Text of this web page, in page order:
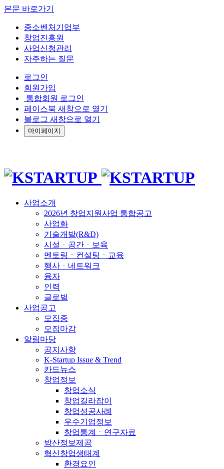
본문 바로가기
중소벤처기업부
창업진흥원
사업신청관리
자주하는 질문
로그인
회원가입
통합회원 로그인
페이스북 새창으로 열기
블로그 새창으로 열기
마이페이지
사업소개
2026년 창업지원사업 통합공고
사업화
기술개발(R&D)
시설ㆍ공간ㆍ보육
멘토링ㆍ컨설팅ㆍ교육
행사ㆍ네트워크
융자
인력
글로벌
사업공고
모집중
모집마감
알림마당
공지사항
K-Startup Issue & Trend
카드뉴스
창업정보
창업소식
창업길라잡이
창업성공사례
우수기업정보
창업통계ㆍ연구자료
방산정보제공
혁신창업생태계
환경요인